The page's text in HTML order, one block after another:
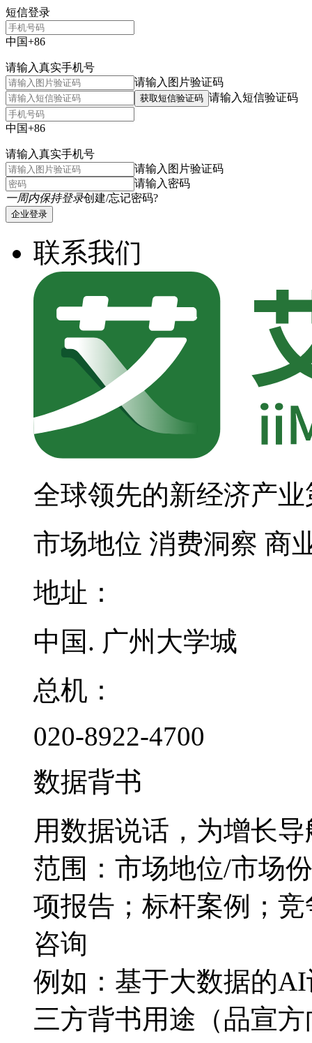
短信登录
中国+86
请输入真实手机号
请输入图片验证码
获取短信验证码 请输入短信验证码
中国+86
请输入真实手机号
请输入图片验证码
请输入密码
一周内保持登录创建/忘记密码?
企业登录
联系我们
全球领先的新经济产
市场地位 消费洞察 商
地址：
中国. 广州大学城
总机：
020-8922-4700
数据背书
用数据说话，为增长导
范围：市场地位/市场
项报告；标杆案例；
咨询
例如：基于大数据的
三方背书用途（品宣